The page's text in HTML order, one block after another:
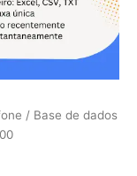
/ Base de dados